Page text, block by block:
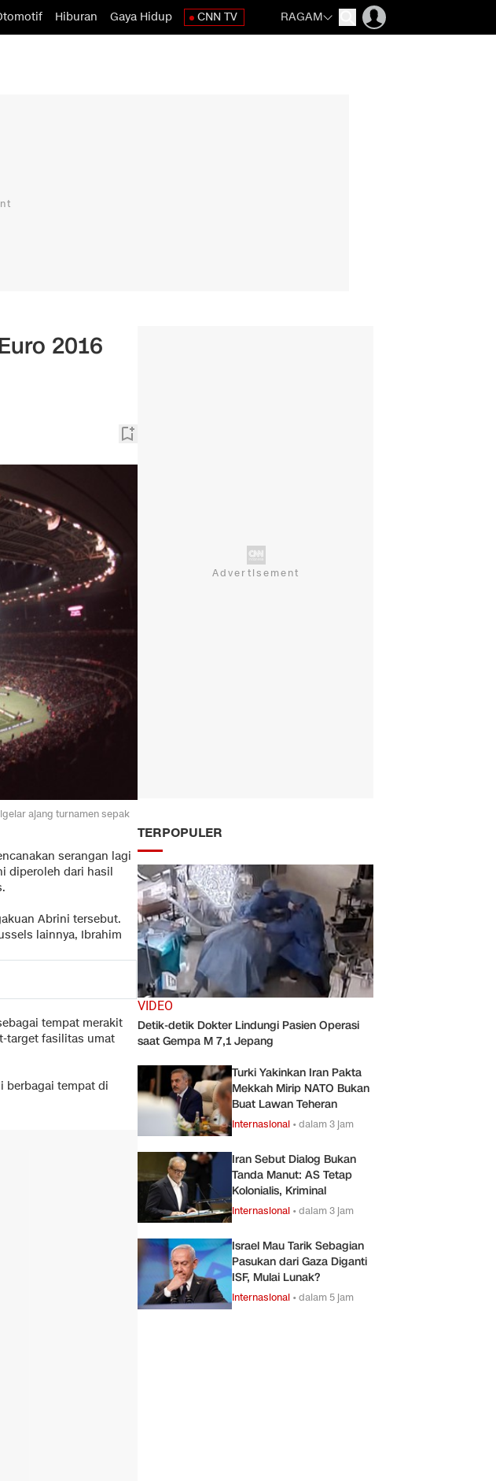
Hiburan Gaya Hidup CNN TV RAGAM
2016
ajang turnamen sepak
serangan lagi
diperoleh dari hasil
Abrini tersebut.
lainnya, Ibrahim
tempat merakit
target fasilitas umat
berbagai tempat di
TERPOPULER
VIDEO
Detik-detik Dokter Lindungi Pasien Operasi
saat Gempa M 7,1 Jepang
Turki Yakinkan Iran Pakta
Mekkah Mirip NATO Bukan
Buat Lawan Teheran
Internasional •dalam 3 jam
Iran Sebut Dialog Bukan
Tanda Manut: AS Tetap
Kolonialis, Kriminal
Internasional •dalam 3 jam
Israel Mau Tarik Sebagian
Pasukan dari Gaza Diganti
ISF, Mulai Lunak?
Internasional •dalam 5 jam